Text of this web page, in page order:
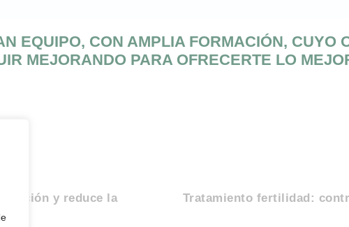
EQUIPO, CON AMPLIA FORMACIÓN, CUYO
MEJORANDO PARA OFRECERTE LO
y reduce la
Tratamiento fertilidad: